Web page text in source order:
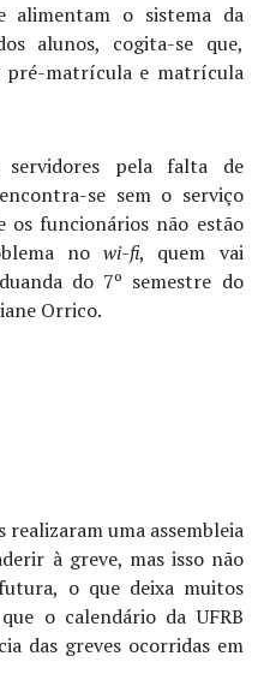
alimentam o sistema da
alunos, cogita-se que,
pré-matrícula e matrícula
pela falta de
se sem o serviço
os funcionários não estão
nowi-fi, quem vai
do 7º semestre do
Orrico.
uma assembleia
à greve, mas isso não
o que deixa muitos
o calendário da UFRB
das greves ocorridas em